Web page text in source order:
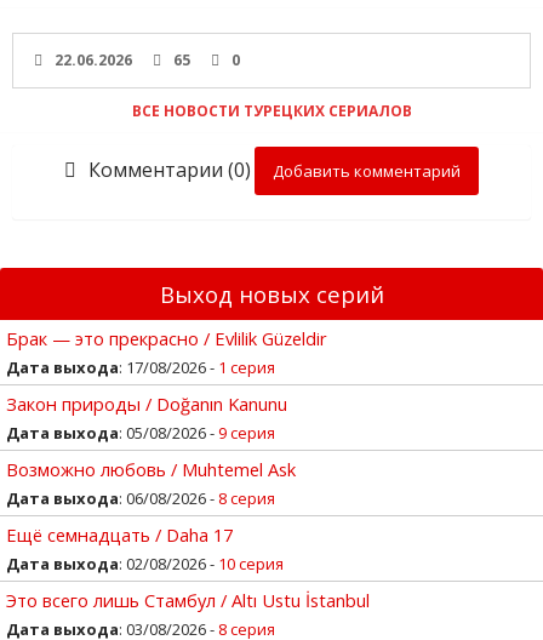
22.06.2026 65 0
ВСЕ НОВОСТИ ТУРЕЦКИХ СЕРИАЛОВ
Комментарии (0) Добавить комментарий
Выход новых серий
Брак — это прекрасно / Evlilik Güzeldir
Дата выхода: 17/08/2026 - 1 серия
Закон природы / Doğanın Kanunu
Дата выхода: 05/08/2026 -9 серия
Возможно любовь / Muhtemel Ask
Дата выхода: 06/08/2026 - 8 серия
Ещё семнадцать / Daha 17
Дата выхода: 02/08/2026 - 10 серия
Это всего лишь Стамбул / Altı Ustu İstanbul
Дата выхода: 03/08/2026 - 8 серия